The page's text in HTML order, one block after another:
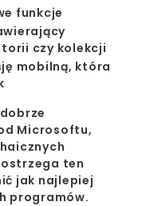
funkcje
czy kolekcji
mobilną, która
Microsoftu,
ten
jak najlepiej
programów.